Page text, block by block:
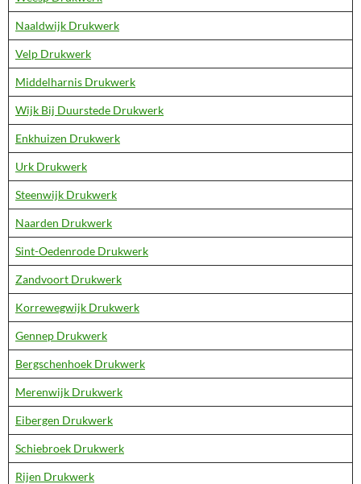
Naaldwijk Drukwerk
Velp Drukwerk
Middelharnis Drukwerk
Wijk Bij Duurstede Drukwerk
Enkhuizen Drukwerk
Urk Drukwerk
Steenwijk Drukwerk
Naarden Drukwerk
Sint-Oedenrode Drukwerk
Zandvoort Drukwerk
Korrewegwijk Drukwerk
Gennep Drukwerk
Bergschenhoek Drukwerk
Merenwijk Drukwerk
Eibergen Drukwerk
Schiebroek Drukwerk
Rijen Drukwerk